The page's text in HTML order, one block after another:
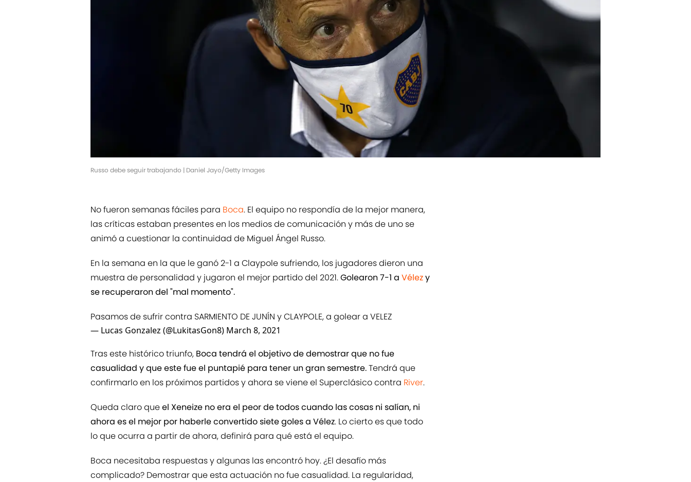
Russo debe seguir trabajando | Daniel Jayo/Getty Images
No fueron semanas fáciles para Boca. El equipo no respondía de la mejor manera,
las críticas estaban presentes en los medios de comunicación y más de uno se
animó a cuestionar la continuidad de Miguel Ángel Russo.
En la semana en la que le ganó 2-1 a Claypole sufriendo, los jugadores dieron una
muestra de personalidad y jugaron el mejor partido del 2021.Golearon 7-1 a Vélezy
se recuperaron del "mal momento".
Pasamos de sufrir contra SARMIENTO DE JUNÍN y CLAYPOLE, a golear a VELEZ
— Lucas Gonzalez (@LukitasGon8) March 8, 2021
Tras este histórico triunfo, Boca tendrá el objetivo de demostrar que no fue
casualidad y que este fue el puntapié para tener un gran semestre.Tendrá que
confirmarlo en los próximos partidos y ahora se viene el Superclásico contra River.
Queda claro queel Xeneize no era el peor de todos cuando las cosas ni salían, ni
ahora es el mejor por haberle convertido siete goles a Vélez. Lo cierto es que todo
lo que ocurra a partir de ahora, definirá para qué está el equipo.
Boca necesitaba respuestas y algunas las encontró hoy. ¿El desafío más
complicado? Demostrar que esta actuación no fue casualidad. La regularidad,